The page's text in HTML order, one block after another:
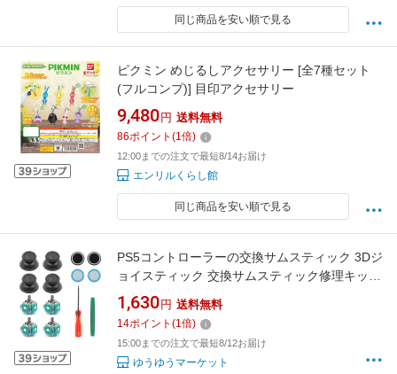
同じ商品を安い順で見る
ピクミン めじるしアクセサリー [全7種セット
(フルコンプ)] 目印アクセサリー
9,480 円 送料無料
86ポイント (1倍)
12:00までの注文で最短8/14お届け
エンリルくらし館
同じ商品を安い順で見る
PS5コントローラーの交換サムスティック 3Dジ
ョイスティック 交換サムスティック修理キット
14個セット アナログジョイスティックモジュー
ル 保護キャップ付属 PS5コントローラー PC互
換 簡
1,630 円 送料無料
14ポイント (1倍)
15:00までの注文で最短8/12お届け
ゆうゆうマーケット